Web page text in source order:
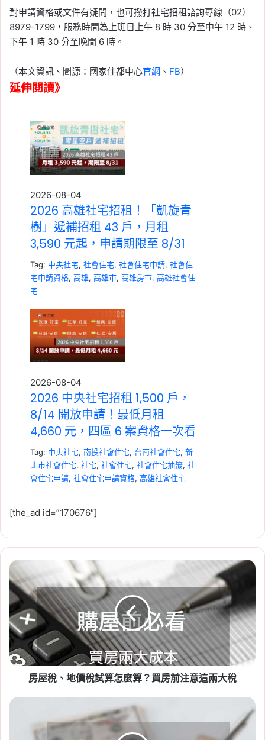
對申請資格或文件有疑問，也可撥打社宅招租諮詢專線（02）
8979-1799，服務時間為上班日上午 8 時 30 分至中午 12 時、
下午 1 時 30 分至晚間 6 時。
（本文資訊、圖源：國家住都中心官網 、 FB）
延伸閱讀》
2026-08-04
2026 高雄社宅招租！「凱旋青
樹」遞補招租 43 戶，月租
3,590 元起，申請期限至 8/31
Tag: 中央社宅, 社會住宅, 社會住宅申請, 社會住
宅申請資格, 高雄, 高雄市, 高雄房市, 高雄社會住
宅
2026-08-04
2026 中央社宅招租 1,500 戶，
8/14 開放申請！最低月租
4,660 元，四區 6 案資格一次看
Tag: 中央社宅, 南投社會住宅, 台南社會住宅, 新
北市社會住宅, 社宅, 社會住宅, 社會住宅抽籤, 社
會住宅申請, 社會住宅申請資格, 高雄社會住宅
2026-07-23
租賃專法修法急轉彎！3 年租
期、續約漲租上限暫緩，最新重
點一次看
Tag: 房東 ,社會住宅,租屋,租屋族,租屋注意事
項,租屋糾紛 ,租屋補助,租屋補助申請,租屋補助
資格
[the_ad id=”170676″]
房
屋
稅、
地
價
稅
試
算
怎
買
房屋稅、地價稅試算怎麼算？買房前注意這兩大稅
青